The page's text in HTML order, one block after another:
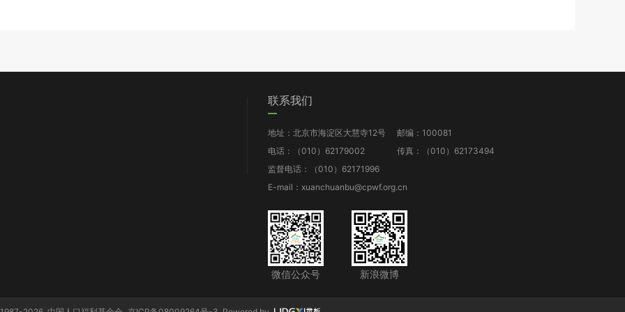
联系我们
地址：北京市海淀区大慧寺12号
邮编：100081
电话：（010）62179002
传真：（010）62173494
监督电话：（010）62171996
E-mail：xuanchuanbu@cpwf.org.cn
微信公众号 新浪微博